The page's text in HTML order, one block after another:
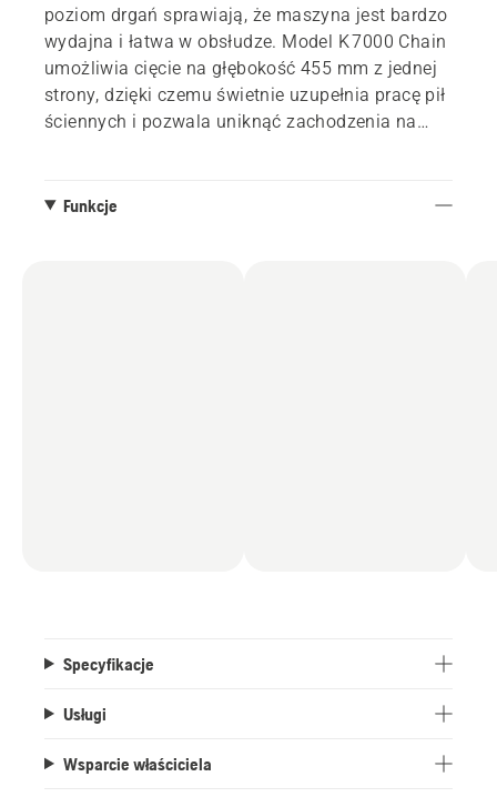
poziom drgań sprawiają, że maszyna jest bardzo
wydajna i łatwa w obsłudze. Model K 7000 Chain
umożliwia cięcie na głębokość 455 mm z jednej
strony, dzięki czemu świetnie uzupełnia pracę pił
ściennych i pozwala uniknąć zachodzenia na
otworów (nawet 11 x 11 cm). Produkty z gamy
Funkcje
Specyfikacje
Usługi
Wsparcie właściciela